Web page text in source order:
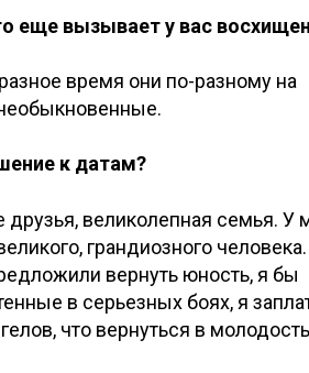
еще вызывает у вас
время они по-разному на
к датам?
великолепная семья. У
грандиозного человека.
вернуть юность, я бы
в серьезных боях, я
что вернуться в